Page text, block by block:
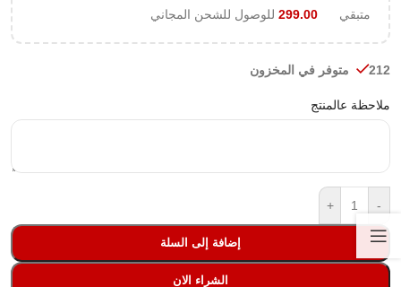
متبقي 299.00 للوصول للشحن المجاني
212 متوفر في المخزون
ملاحظة عالمنتج
-
+
إضافة إلى السلة
الشراء الان